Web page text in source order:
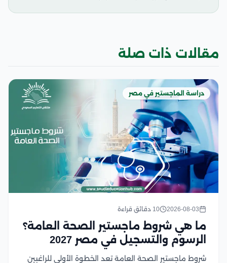
مقالات ذات صلة
دراسة الماجستير في مصر
2026-08-03 10 دقائق قراءة
ما هي شروط ماجستير الصحة العامة؟
الرسوم والتسجيل في مصر 2027
شروط ماجستير الصحة العامة تعد الخطوة الأولى للراغبين